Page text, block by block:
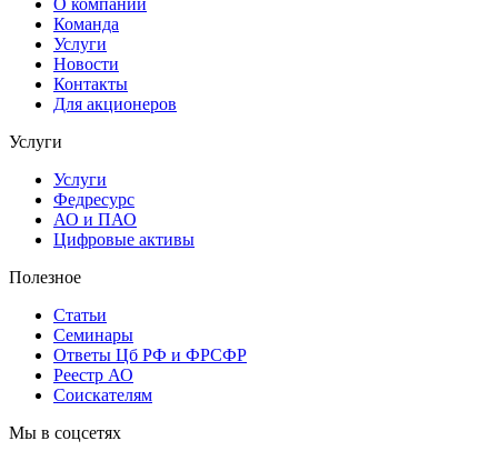
О компании
Команда
Услуги
Новости
Контакты
Для акционеров
Услуги
Услуги
Федресурс
АО и ПАО
Цифровые активы
Полезное
Статьи
Cеминары
Ответы Цб РФ и ФРСФР
Реестр АО
Соискателям
Мы в соцсетях